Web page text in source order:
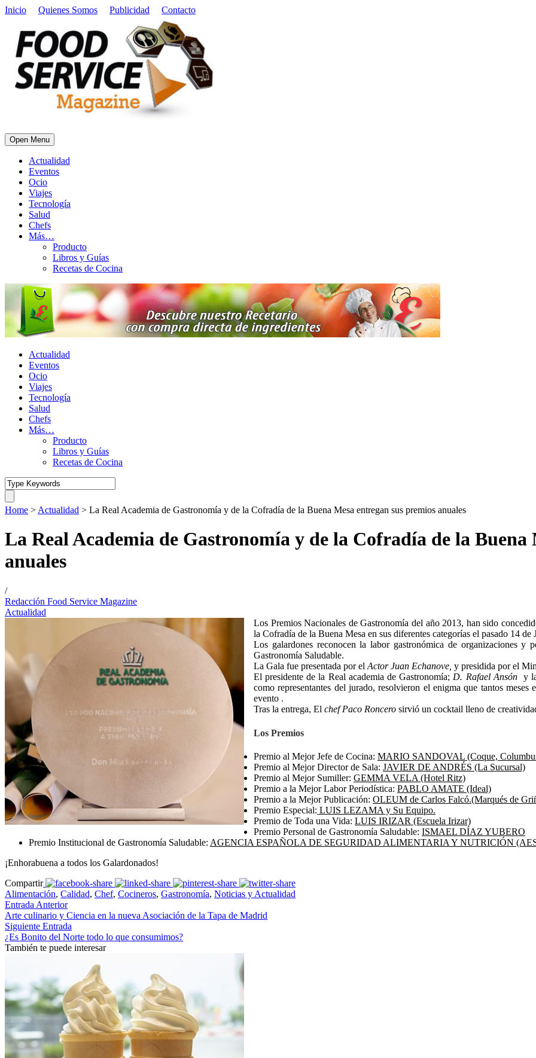
Inicio Quienes Somos Publicidad Contacto
Open Menu
Actualidad
Eventos
Ocio
Viajes
Tecnología
Salud
Chefs
Más…
Producto
Libros y Guías
Recetas de Cocina
Actualidad
Eventos
Ocio
Viajes
Tecnología
Salud
Chefs
Más…
Producto
Libros y Guías
Recetas de Cocina
Home > Actualidad > La Real Academia de Gastronomía y de la Cofradía de la Buena Mesa entregan sus premios anuales
La Real Academia de Gastronomía y de la Cofradía de la Buena
anuales
/
Redacción Food Service Magazine
Actualidad
Los Premios Nacionales de Gastronomía del año 2013, han sido
la Cofradía de la Buena Mesa en sus diferentes categorías el pasado 14 de
Los galardones reconocen la labor gastronómica de organizaciones y
Gastronomía Saludable.
La Gala fue presentada por el Actor Juan Echanove, y presidida por el
El presidente de la Real academia de Gastronomía; D. Rafael Ansón
y
como representantes del jurado, resolvieron el enigma que tantos meses
evento .
Tras la entrega, El chef Paco Roncero sirvió un cocktail lleno de
Los Premios
Premio al Mejor Jefe de Cocina: MARIO SANDOVAL (Coque,
Premio al Mejor Director de Sala: JAVIER DE ANDRÉS (La Sucursal)
Premio al Mejor Sumiller: GEMMA VELA (Hotel Ritz)
Premio a la Mejor Labor Periodística: PABLO AMATE (Ideal)
Premio a la Mejor Publicación: OLEUM de Carlos Falcó.(Marqués de
Premio Especial: LUIS LEZAMA y Su Equipo.
Premio de Toda una Vida: LUIS IRIZAR (Escuela Irizar)
Premio Personal de Gastronomía Saludable: ISMAEL DÍAZ YUBERO
Premio Institucional de Gastronomía Saludable: AGENCIA ESPAÑOLA DE SEGURIDAD ALIMENTARIA Y NUTRICIÓN
¡Enhorabuena a todos los Galardonados!
Compartir
Alimentación, Calidad, Chef, Cocineros, Gastronomía, Noticias y Actualidad
Entrada Anterior
Arte culinario y Ciencia en la nueva Asociación de la Tapa de Madrid
Siguiente Entrada
¿Es Bonito del Norte todo lo que consumimos?
También te puede interesar